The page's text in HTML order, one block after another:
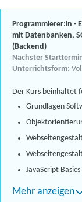
Programmierer:in -
mit Datenbanken,
(Backend)
Nächster
Unterrichtsform:
Der Kurs beinhaltet
Grundlagen
JavaScript Basics
Mehr anzeigen